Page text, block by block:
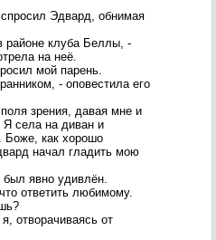
Эдвард, обнимая
районе клуба Беллы, -
на неё.
мой парень.
- оповестила его
зрения, давая мне и
Я села на диван и
Боже, как хорошо
начал гладить мою
был явно удивлён.
ответить любимому.
отворачиваясь от